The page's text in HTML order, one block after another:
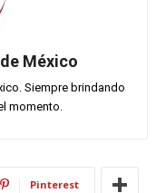
México
Siempre brindando
momento.
Pinterest